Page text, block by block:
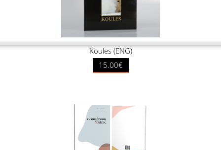
Koules (ENG)
15.00€